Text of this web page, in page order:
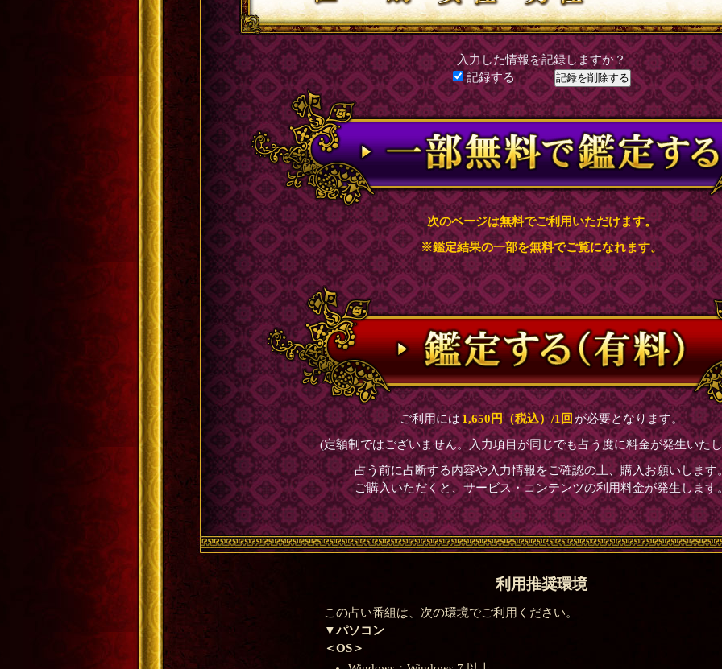
入力した情報を記録しますか？
記録する
次のページは無料でご利用いただけます。
※鑑定結果の一部を無料でご覧になれます。
ご利用には1,650円（税込）/1回が必要となります。
(定額制ではございません。入力項目が同じでも占う度に料金が発生いた
占う前に占断する内容や入力情報をご確認の上、購入お願いします
ご購入いただくと、サービス・コンテンツの利用料金が発生します
利用推奨環境
この占い番組は、次の環境でご利用ください。
▼パソコン
＜OS＞